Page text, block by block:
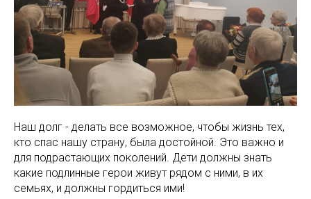
Наш долг - делать все возможное, чтобы жизнь тех,
кто спас нашу страну, была достойной. Это важно и
для подрастающих поколений. Дети должны знать
какие подлинные герои живут рядом с ними, в их
семьях, и должны гордиться ими!